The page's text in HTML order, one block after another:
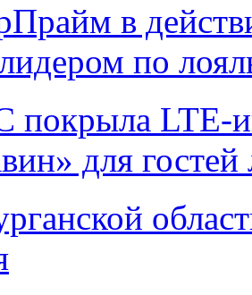
в
по
LTE-
для гостей